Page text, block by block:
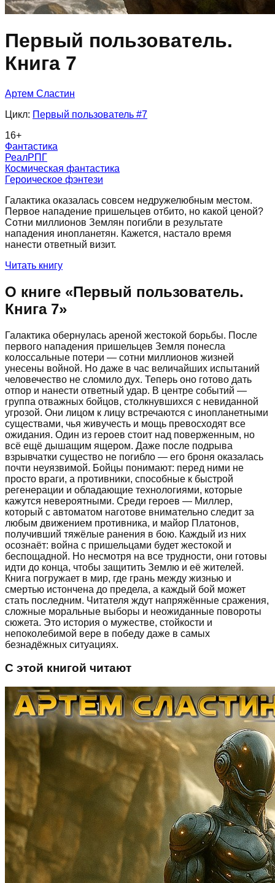
Первый пользователь.
Книга 7
Артем Сластин
Цикл: Первый пользователь #7
16+
Фантастика
РеалРПГ
Космическая фантастика
Героическое фэнтези
Галактика оказалась совсем недружелюбным местом.
Первое нападение пришельцев отбито, но какой ценой?
Сотни миллионов Землян погибли в результате
нападения инопланетян. Кажется, настало время
нанести ответный визит.
Читать книгу
О книге «Первый пользователь.
Книга 7»
Галактика обернулась ареной жестокой борьбы. После
первого нападения пришельцев Земля понесла
колоссальные потери — сотни миллионов жизней
унесены войной. Но даже в час величайших испытаний
человечество не сломило дух. Теперь оно готово дать
отпор и нанести ответный удар. В центре событий —
группа отважных бойцов, столкнувшихся с невиданной
угрозой. Они лицом к лицу встречаются с инопланетными
существами, чья живучесть и мощь превосходят все
ожидания. Один из героев стоит над поверженным, но
всё ещё дышащим ящером. Даже после подрыва
взрывчатки существо не погибло — его броня оказалась
почти неуязвимой. Бойцы понимают: перед ними не
просто враги, а противники, способные к быстрой
регенерации и обладающие технологиями, которые
кажутся невероятными. Среди героев — Миллер,
который с автоматом наготове внимательно следит за
любым движением противника, и майор Платонов,
получивший тяжёлые ранения в бою. Каждый из них
осознаёт: война с пришельцами будет жестокой и
беспощадной. Но несмотря на все трудности, они готовы
идти до конца, чтобы защитить Землю и её жителей.
Книга погружает в мир, где грань между жизнью и
смертью истончена до предела, а каждый бой может
стать последним. Читателя ждут напряжённые сражения,
сложные моральные выборы и неожиданные повороты
сюжета. Это история о мужестве, стойкости и
непоколебимой вере в победу даже в самых
безнадёжных ситуациях.
С этой книгой читают